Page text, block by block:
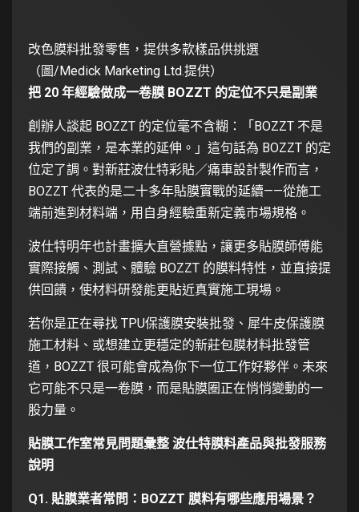
改色膜料批發零售，提供多款樣品供挑選
（圖/Medick Marketing Ltd.提供）
把 20 年經驗做成一卷膜 BOZZT 的定位不只是副業
創辦人談起 BOZZT 的定位毫不含糊：「BOZZT 不是
我們的副業，是本業的延伸。」這句話為 BOZZT 的定
位定了調。對新莊波仕特彩貼／痛車設計製作而言，
BOZZT 代表的是二十多年貼膜實戰的延續——從施工
端前進到材料端，用自身經驗重新定義市場規格。
波仕特明年也計畫擴大直營據點，讓更多貼膜師傅能
實際接觸、測試、體驗 BOZZT 的膜料特性，並直接提
供回饋，使材料研發能更貼近真實施工現場。
若你是正在尋找 TPU保護膜安裝批發、犀牛皮保護膜
施工材料、或想建立更穩定的新莊包膜材料批發管
道，BOZZT 很可能會成為你下一位工作好夥伴。未來
它可能不只是一卷膜，而是貼膜圈正在悄悄變動的一
股力量。
貼膜工作室常見問題彙整 波仕特膜料產品與批發服務
說明
Q1. 貼膜業者常問：BOZZT 膜料有哪些應用場景？